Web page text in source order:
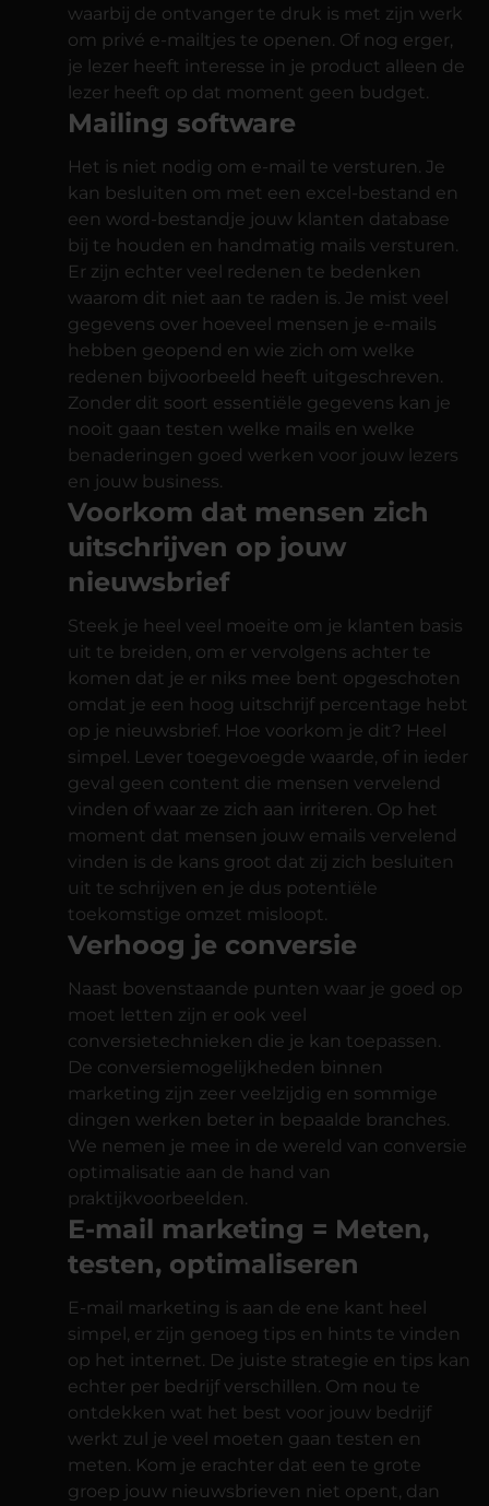
waarbij de ontvanger te druk is met zijn werk
om privé e-mailtjes te openen. Of nog erger,
je lezer heeft interesse in je product alleen de
lezer heeft op dat moment geen budget.
Mailing software
Het is niet nodig om e-mail te versturen. Je
kan besluiten om met een excel-bestand en
een word-bestandje jouw klanten database
bij te houden en handmatig mails versturen.
Er zijn echter veel redenen te bedenken
waarom dit niet aan te raden is. Je mist veel
gegevens over hoeveel mensen je e-mails
hebben geopend en wie zich om welke
redenen bijvoorbeeld heeft uitgeschreven.
Zonder dit soort essentiële gegevens kan je
nooit gaan testen welke mails en welke
benaderingen goed werken voor jouw lezers
en jouw business.
Voorkom dat mensen zich
uitschrijven op jouw
nieuwsbrief
Steek je heel veel moeite om je klanten basis
uit te breiden, om er vervolgens achter te
komen dat je er niks mee bent opgeschoten
omdat je een hoog uitschrijf percentage hebt
op je nieuwsbrief. Hoe voorkom je dit? Heel
simpel. Lever toegevoegde waarde, of in ieder
geval geen content die mensen vervelend
vinden of waar ze zich aan irriteren. Op het
moment dat mensen jouw emails vervelend
vinden is de kans groot dat zij zich besluiten
uit te schrijven en je dus potentiële
toekomstige omzet misloopt.
Verhoog je conversie
Naast bovenstaande punten waar je goed op
moet letten zijn er ook veel
conversietechnieken die je kan toepassen.
De conversiemogelijkheden binnen
marketing zijn zeer veelzijdig en sommige
dingen werken beter in bepaalde branches.
We nemen je mee in de wereld van conversie
optimalisatie aan de hand van
praktijkvoorbeelden.
E-mail marketing = Meten,
testen, optimaliseren
E-mail marketing is aan de ene kant heel
simpel, er zijn genoeg tips en hints te vinden
op het internet. De juiste strategie en tips kan
echter per bedrijf verschillen. Om nou te
ontdekken wat het best voor jouw bedrijf
werkt zul je veel moeten gaan testen en
meten. Kom je erachter dat een te grote
groep jouw nieuwsbrieven niet opent, dan